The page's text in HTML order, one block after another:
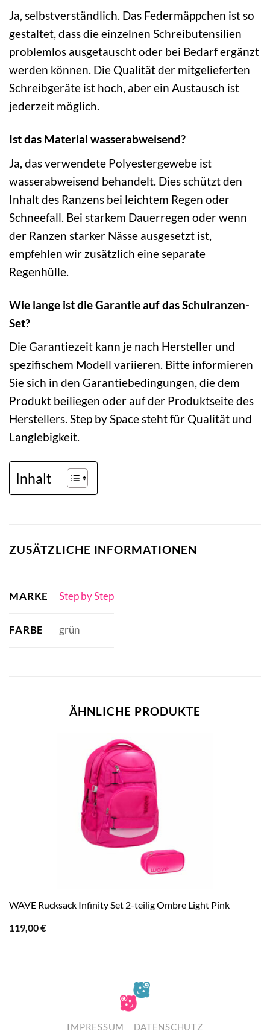
Ja, selbstverständlich. Das Federmäppchen ist so
gestaltet, dass die einzelnen Schreibutensilien
problemlos ausgetauscht oder bei Bedarf ergänzt
werden können. Die Qualität der mitgelieferten
Schreibgeräte ist hoch, aber ein Austausch ist
jederzeit möglich.
Ist das Material wasserabweisend?
Ja, das verwendete Polyestergewebe ist
wasserabweisend behandelt. Dies schützt den
Inhalt des Ranzens bei leichtem Regen oder
Schneefall. Bei starkem Dauerregen oder wenn
der Ranzen starker Nässe ausgesetzt ist,
empfehlen wir zusätzlich eine separate
Regenhülle.
Wie lange ist die Garantie auf das Schulranzen-
Set?
Die Garantiezeit kann je nach Hersteller und
spezifischem Modell variieren. Bitte informieren
Sie sich in den Garantiebedingungen, die dem
Produkt beiliegen oder auf der Produktseite des
Herstellers. Step by Space steht für Qualität und
Langlebigkeit.
Inhalt
ZUSÄTZLICHE INFORMATIONEN
MARKE Step by Step
FARBE grün
ÄHNLICHE PRODUKTE
WAVE Rucksack Infinity Set 2-teilig Ombre Light Pink
119,00€
IMPRESSUM DATENSCHUTZ